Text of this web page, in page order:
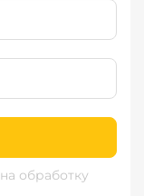
на обработку